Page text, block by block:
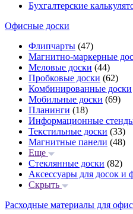
Бухгалтерские
Офисные доски
Флипчарты (47)
Магнитно-маркерные
Меловые доски (44)
Пробковые доски (62)
Комбинированные доски
Мобильные доски (69)
Планинги (18)
Информационные
Текстильные доски (33)
Магнитные панели (48)
Еще
Стеклянные доски (82)
Аксессуары для досок и
Скрыть
Расходные материалы для